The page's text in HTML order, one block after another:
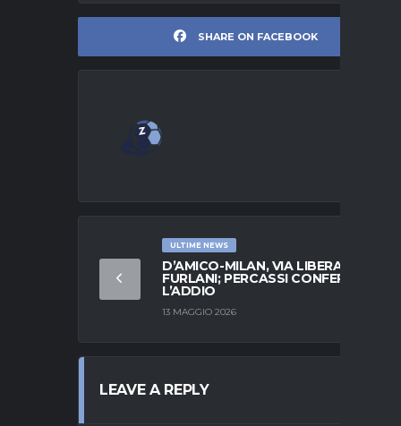
SHARE ON FACEBOOK
ULTIME NEWS
D’AMICO-MILAN, VIA LIBERA PER
FURLANI; PERCASSI CONFERMA
L’ADDIO
13 MAGGIO 2026
LEAVE A REPLY